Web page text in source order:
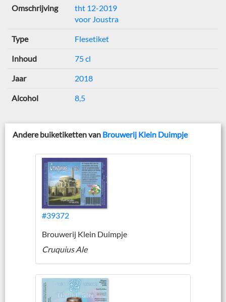
Omschrijving
tht 12-2019
voor Joustra
Type Flesetiket
Inhoud 75 cl
Jaar 2018
Alcohol 8,5
Andere buiketiketten van Brouwerij Klein Duimpje
#39372
Brouwerij Klein Duimpje
Cruquius Ale